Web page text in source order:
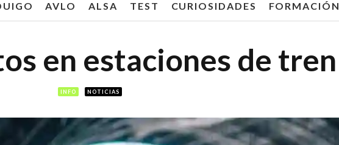
AVLO ALSA TEST CURIOSIDADES FORMACIÓN
en estaciones de tren
INFO NOTICIAS